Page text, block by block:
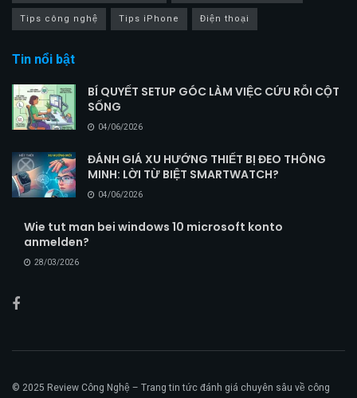
Tips công nghệ
Tips iPhone Điện thoại
Tin nổi bật
BÍ QUYẾT SETUP GÓC LÀM VIỆC CỨU RỖI CỘT
SỐNG
04/06/2026
ĐÁNH GIÁ XU HƯỚNG THIẾT BỊ ĐEO THÔNG
MINH: LỜI TỪ BIỆT SMARTWATCH?
04/06/2026
Wie tut man bei windows 10 microsoft konto
anmelden?
28/03/2026
© 2025 Review Công Nghệ – Trang tin tức đánh giá chuyên sâu về công